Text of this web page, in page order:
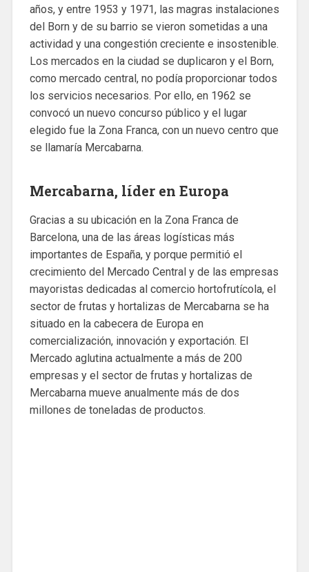
años, y entre 1953 y 1971, las magras instalaciones
del Born y de su barrio se vieron sometidas a una
actividad y una congestión creciente e insostenible.
Los mercados en la ciudad se duplicaron y el Born,
como mercado central, no podía proporcionar todos
los servicios necesarios. Por ello, en 1962 se
convocó un nuevo concurso público y el lugar
elegido fue la Zona Franca, con un nuevo centro que
se llamaría Mercabarna.
Mercabarna, líder en Europa
Gracias a su ubicación en la Zona Franca de
Barcelona, ​​una de las áreas logísticas más
importantes de España, y porque permitió el
crecimiento del Mercado Central y de las empresas
mayoristas dedicadas al comercio hortofrutícola, el
sector de frutas y hortalizas de Mercabarna se ha
situado en la cabecera de Europa en
comercialización, innovación y exportación. El
Mercado aglutina actualmente a más de 200
empresas y el sector de frutas y hortalizas de
Mercabarna mueve anualmente más de dos
millones de toneladas de productos.